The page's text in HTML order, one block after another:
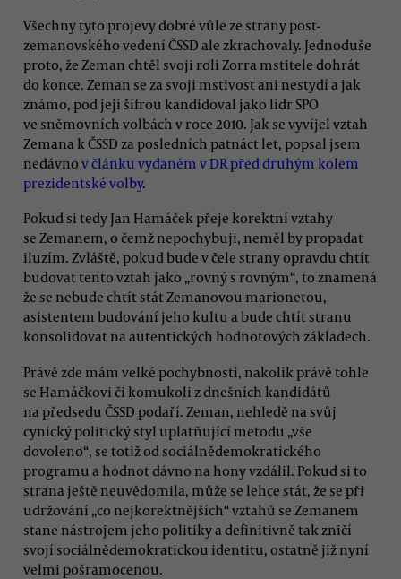
Všechny tyto projevy dobré vůle ze strany post-
zemanovského vedení ČSSD ale zkrachovaly. Jednoduše
proto, že Zeman chtěl svoji roli Zorra mstitele dohrát
do konce. Zeman se za svoji mstivost ani nestydí a jak
známo, pod její šifrou kandidoval jako lídr SPO
ve sněmovních volbách v roce 2010. Jak se vyvíjel vztah
Zemana k ČSSD za posledních patnáct let, popsal jsem
nedávno v článku vydaném v DR před druhým kolem
prezidentské volby.
Pokud si tedy Jan Hamáček přeje korektní vztahy
se Zemanem, o čemž nepochybuji, neměl by propadat
iluzím. Zvláště, pokud bude v čele strany opravdu chtít
budovat tento vztah jako „rovný s rovným“, to znamená
že se nebude chtít stát Zemanovou marionetou,
asistentem budování jeho kultu a bude chtít stranu
konsolidovat na autentických hodnotových základech.
Právě zde mám velké pochybnosti, nakolik právě tohle
se Hamáčkovi či komukoli z dnešních kandidátů
na předsedu ČSSD podaří. Zeman, nehledě na svůj
cynický politický styl uplatňující metodu „vše
dovoleno“, se totiž od sociálnědemokratického
programu a hodnot dávno na hony vzdálil. Pokud si to
strana ještě neuvědomila, může se lehce stát, že se při
udržování „co nejkorektnějších“ vztahů se Zemanem
stane nástrojem jeho politiky a definitivně tak zničí
svojí sociálnědemokratickou identitu, ostatně již nyní
velmi pošramocenou.